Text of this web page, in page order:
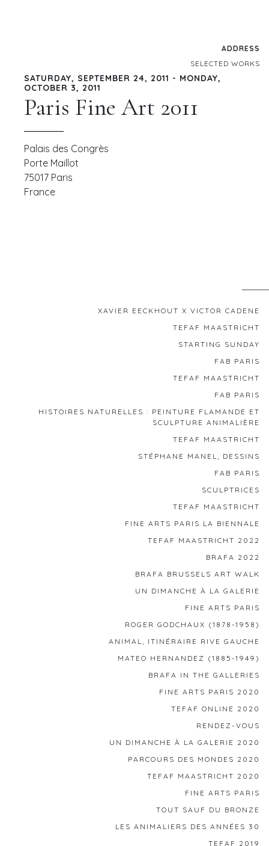
ADDRESS
SELECTED WORKS
SATURDAY, SEPTEMBER 24, 2011 - MONDAY,
OCTOBER 3, 2011
Paris Fine Art 2011
Palais des Congrès
Porte Maillot
75017 Paris
France
XAVIER EECKHOUT X VICTOR CADENE
TEFAF MAASTRICHT
STARTING SUNDAY
FAB PARIS
TEFAF MAASTRICHT
FAB PARIS
HISTOIRES NATURELLES : PEINTURE FLAMANDE ET
SCULPTURE ANIMALIÈRE
TEFAF MAASTRICHT
STÉPHANE MANEL, DESSINS
FAB PARIS
SCULPTRICES
TEFAF MAASTRICHT
FINE ARTS PARIS LA BIENNALE
TEFAF MAASTRICHT 2022
BRAFA 2022
BRAFA BRUSSELS ART WALK
UN DIMANCHE À LA GALERIE
FINE ARTS PARIS
ROGER GODCHAUX (1878-1958)
ANIMAL, ITINÉRAIRE RIVE GAUCHE
MATEO HERNANDEZ (1885-1949)
BRAFA IN THE GALLERIES
FINE ARTS PARIS 2020
TEFAF ONLINE 2020
RENDEZ-VOUS
UN DIMANCHE À LA GALERIE 2020
PARCOURS DES MONDES 2020
TEFAF MAASTRICHT 2020
FINE ARTS PARIS
TOUT SAUF DU BRONZE
LES ANIMALIERS DES ANNÉES 30
TEFAF 2019